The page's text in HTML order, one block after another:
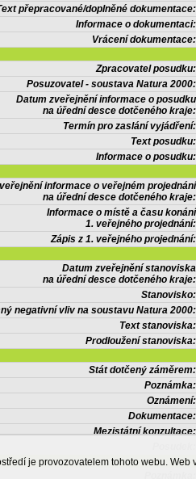
přepracované/doplněné dokumentace:
Informace o dokumentaci:
Vrácení dokumentace:
Zpracovatel posudku:
Posuzovatel - soustava Natura 2000:
Datum zveřejnění informace o posudku
na úřední desce dotčeného kraje:
Termín pro zaslání vyjádření:
Text posudku:
Informace o posudku:
informace o veřejném projednání
na úřední desce dotčeného kraje:
Informace o místě a času konání
1. veřejného projednání:
Zápis z 1. veřejného projednání:
Datum zveřejnění stanoviska
na úřední desce dotčeného kraje:
Stanovisko:
negativní vliv na soustavu Natura 2000:
Text stanoviska:
Prodloužení stanoviska:
Stát dotčený záměrem:
Poznámka:
Oznámení:
Dokumentace:
Mezistátní konzultace:
je provozovatelem tohoto webu.